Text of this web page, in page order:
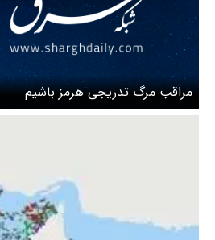
مراقب مرگ تدریجی هرمز باشیم